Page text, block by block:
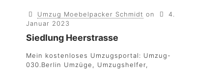
Umzug Moebelpacker Schmidt on
4.
Januar 2023
Siedlung Heerstrasse
Mein kostenloses Umzugsportal: Umzug-
030.Berlin Umzüge, Umzugshelfer,